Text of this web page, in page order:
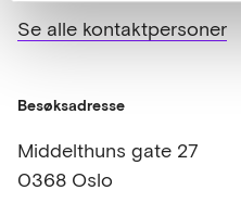
Se alle kontaktpersoner
Besøksadresse
Middelthuns gate 27
0368 Oslo